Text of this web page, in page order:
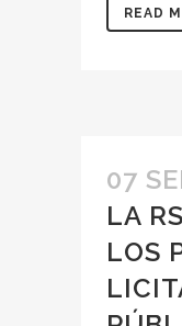
READ
07
LA
LOS